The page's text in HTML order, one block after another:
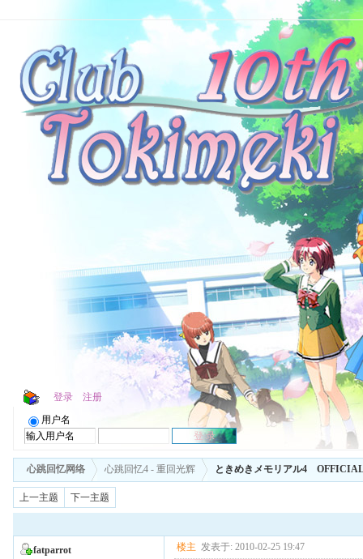
登录 注册
用户名
心跳回忆网络 心跳回忆4 - 重回光辉 ときめきメモリアル4
上一主题 下一主题
fatparrot 楼主 发表于: 2010-02-25 19:47